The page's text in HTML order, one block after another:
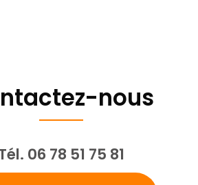
nous
06 78 51 75 81